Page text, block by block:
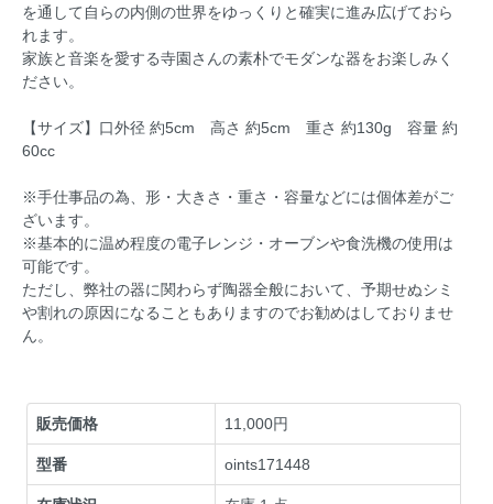
を通して自らの内側の世界をゆっくりと確実に進み広げておら
れます。
家族と音楽を愛する寺園さんの素朴でモダンな器をお楽しみく
ださい。
【サイズ】口外径 約5cm 高さ 約5cm 重さ 約130g 容量 約
60cc
※手仕事品の為、形・大きさ・重さ・容量などには個体差がご
ざいます。
※基本的に温め程度の電子レンジ・オーブンや食洗機の使用は
可能です。
ただし、弊社の器に関わらず陶器全般において、予期せぬシミ
や割れの原因になることもありますのでお勧めはしておりませ
ん。
販売価格 11,000円
型番 oints171448